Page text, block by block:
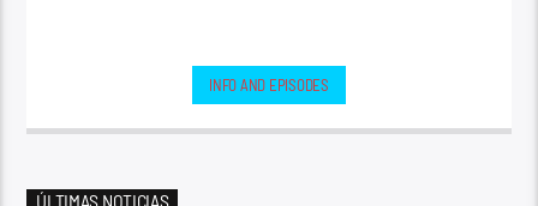
INFO AND EPISODES
ÚLTIMAS NOTICIAS